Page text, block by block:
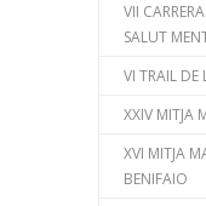
VII
SALUT
VI TRAIL DE
XXIV MITJA
XVI MITJA
BENIFAIO